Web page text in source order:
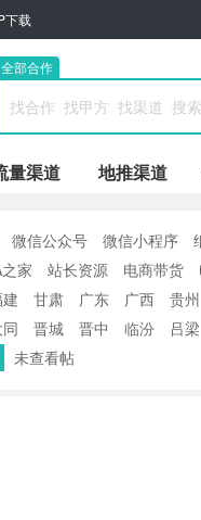
下载
全部合作
量渠道 地推渠道
微信公众号 微信小程序
家 站长资源 电商带货
他分类
甘肃 广东 广西 贵州
津 西藏 新疆 云南 浙江
晋城 晋中 临汾 吕梁
未查看帖